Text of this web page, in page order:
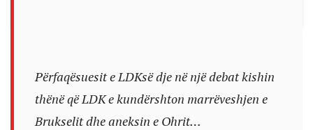
Përfaqësuesit e LDKsë dje në një debat kishin
thënë që LDK e kundërshton marrëveshjen e
Brukselit dhe aneksin e Ohrit…